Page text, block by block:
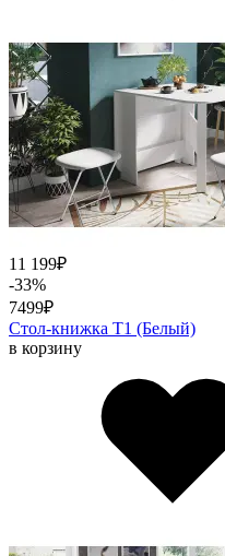
11 199₽
-33%
7499₽
Стол-книжка Т1 (Белый)
в корзину